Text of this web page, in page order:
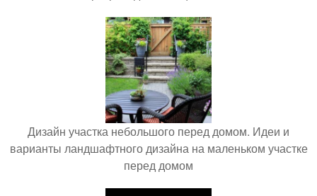
Дизайн участка небольшого перед домом. Идеи и
варианты ландшафтного дизайна на маленьком участке
перед домом